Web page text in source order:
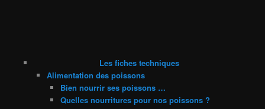
Les fiches techniques
Alimentation des poissons
Bien nourrir ses poissons …
Quelles nourritures pour nos poissons ?